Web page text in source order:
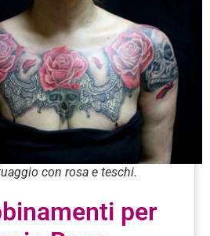
con rosa e teschi.
per